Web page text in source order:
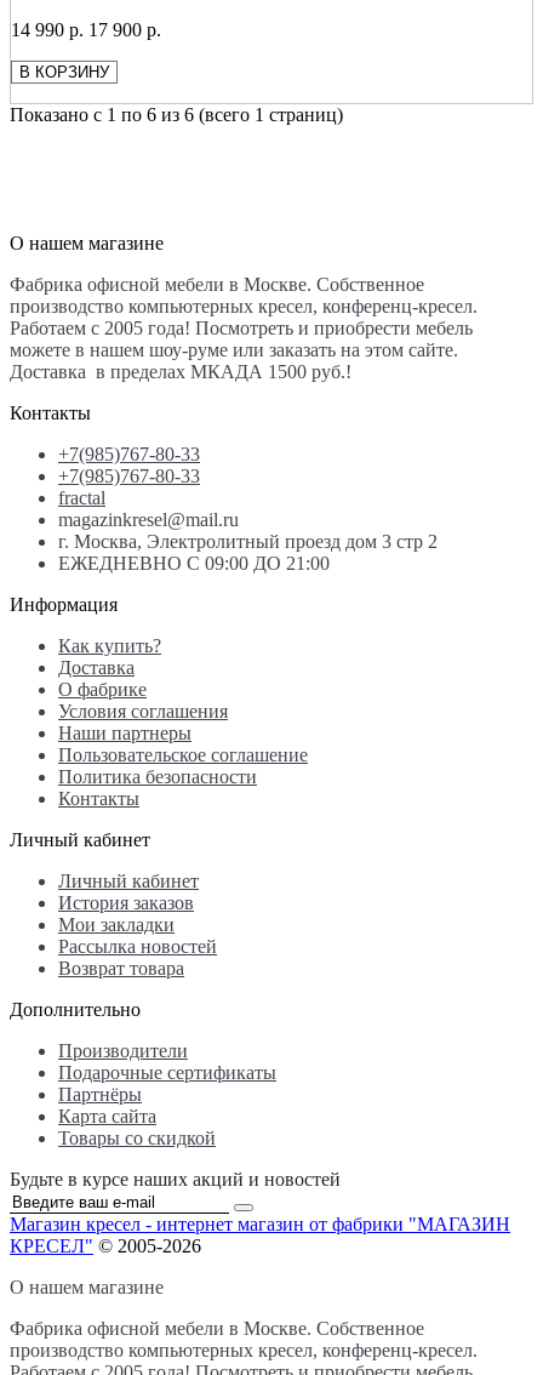
14 990 р. 17 900 р.
В КОРЗИНУ
Показано с 1 по 6 из 6 (всего 1 страниц)
О нашем магазине
Фабрика офисной мебели в Москве. Собственное
производство компьютерных кресел, конференц-кресел.
Работаем с 2005 года! Посмотреть и приобрести мебель
можете в нашем шоу-руме или заказать на этом сайте.
Доставка в пределах МКАДА 1500 руб.!
Контакты
+7(985)767-80-33
+7(985)767-80-33
fractal
magazinkresel@mail.ru
г. Москва, Электролитный проезд дом 3 стр 2
ЕЖЕДНЕВНО С 09:00 ДО 21:00
Информация
Как купить?
Доставка
О фабрике
Условия соглашения
Наши партнеры
Пользовательское соглашение
Политика безопасности
Контакты
Личный кабинет
Личный кабинет
История заказов
Мои закладки
Рассылка новостей
Возврат товара
Дополнительно
Производители
Подарочные сертификаты
Партнёры
Карта сайта
Товары со скидкой
Будьте в курсе наших акций и новостей
Магазин кресел - интернет магазин от фабрики "МАГАЗИН
КРЕСЕЛ" © 2005-2026
О нашем магазине
Фабрика офисной мебели в Москве. Собственное
производство компьютерных кресел, конференц-кресел.